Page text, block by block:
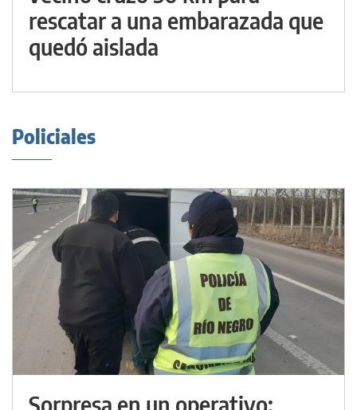
rescatar a una embarazada que
quedó aislada
Policiales
Sorpresa en un operativo: